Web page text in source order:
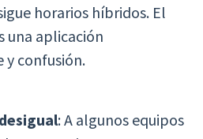
horarios híbridos. El
una aplicación
y confusión.
: A algunos equipos